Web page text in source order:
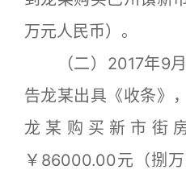
万元人民币）。
（二）2017年9月
告龙某出具《收条》
龙某购买新市街
￥86000.00元（捌